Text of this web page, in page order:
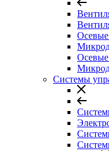
Осевые
Системы